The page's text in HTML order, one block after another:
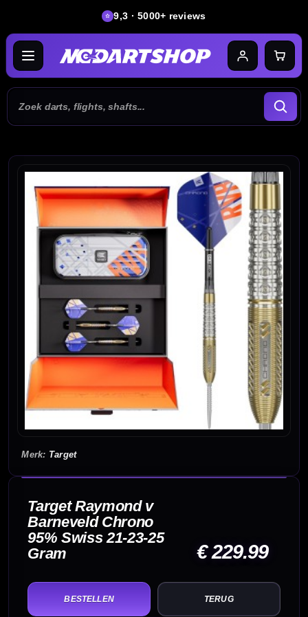
9,3 · 5000+ reviews
Target
Target Raymond v
Barneveld Chrono
95% Swiss 21-23-25
Gram
€ 229.99
TERUG